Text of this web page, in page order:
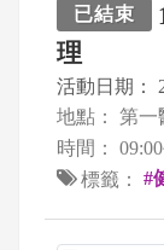
已結束
理
活動日期：
地點：
第一
時間：
標籤：
#